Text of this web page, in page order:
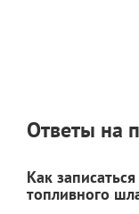
Ответы на
Как
топливного